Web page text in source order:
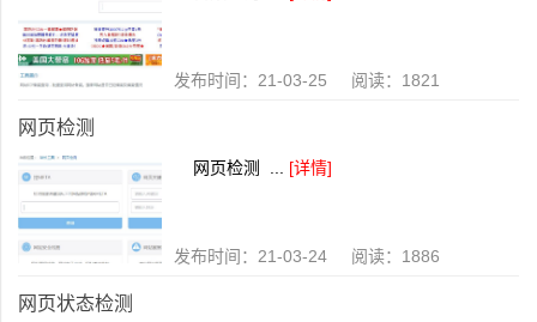
发布时间：21-03-25 阅读：1821
网页检测
网页检测 ... [详情]
发布时间：21-03-24 阅读：1886
网页状态检测